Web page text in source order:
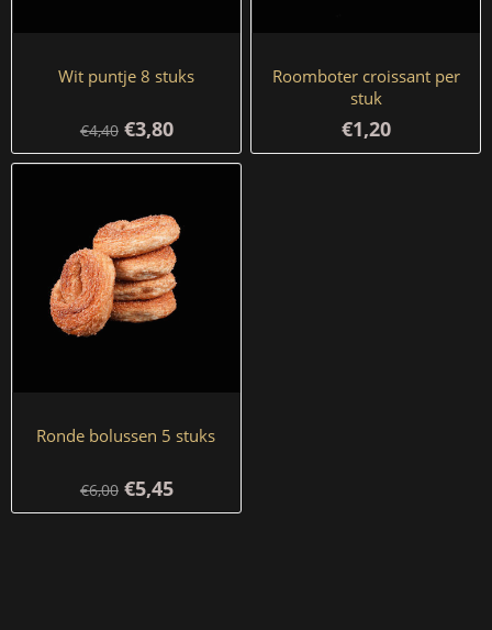
Wit puntje 8 stuks
€4,40 €3,80
Roomboter croissant per
stuk
€1,20
Ronde bolussen 5 stuks
€6,00 €5,45